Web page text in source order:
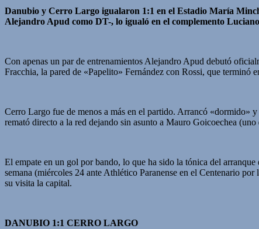
Compartir
Danubio y Cerro Largo igualaron 1:1 en el Estadio María
Alejandro Apud como DT-, lo igualó en el complemento
Con apenas un par de entrenamientos Alejandro Apud debutó
Fracchia, la pared de «Papelito» Fernández con Rossi, que terminó
Cerro Largo fue de menos a más en el partido. Arrancó «dormido»
remató directo a la red dejando sin asunto a Mauro Goicoechea
El empate en un gol por bando, lo que ha sido la tónica del
semana (miércoles 24 ante Athlético Paranense en el Centenario
su visita la capital.
DANUBIO 1:1 CERRO LARGO